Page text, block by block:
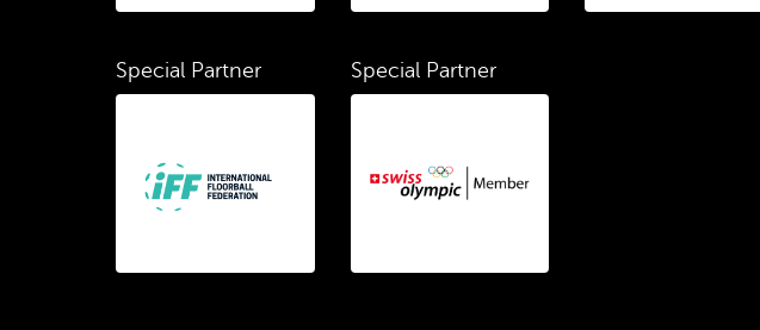
Special Partner Special Partner